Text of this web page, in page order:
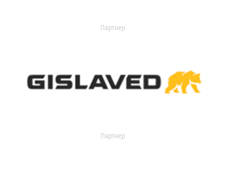
Партнер
Партнер